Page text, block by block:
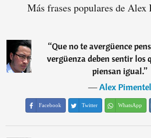
Más frases populares de Alex
“Que no te avergüence
vergüenza deben sentir los
piensan igual.”
―Alex Pimentel
Facebook Twitter WhatsApp